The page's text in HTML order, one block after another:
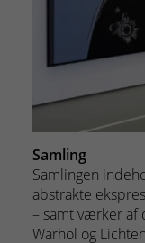
Samling
Samlingen
abstrakte
– samt værker af
Warhol og